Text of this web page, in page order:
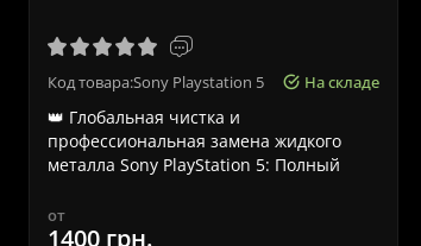
Код товара:Sony Playstation 5 На складе
👑 Глобальная чистка и
профессиональная замена жидкого
металла Sony PlayStation 5: Полный
от
1400 грн.